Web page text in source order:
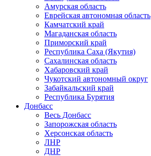
Амурская область
Еврейская автономная область
Камчатский край
Магаданская область
Приморский край
Республика Саха (Якутия)
Сахалинская область
Хабаровский край
Чукотский автономный округ
Забайкальский край
Республика Бурятия
Донбасс
Весь Донбасс
Запорожская область
Херсонская область
ЛНР
ДНР